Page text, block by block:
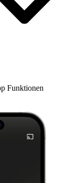
Funktionen